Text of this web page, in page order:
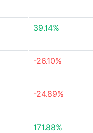
39.14%
-26.10%
-24.89%
171.88%